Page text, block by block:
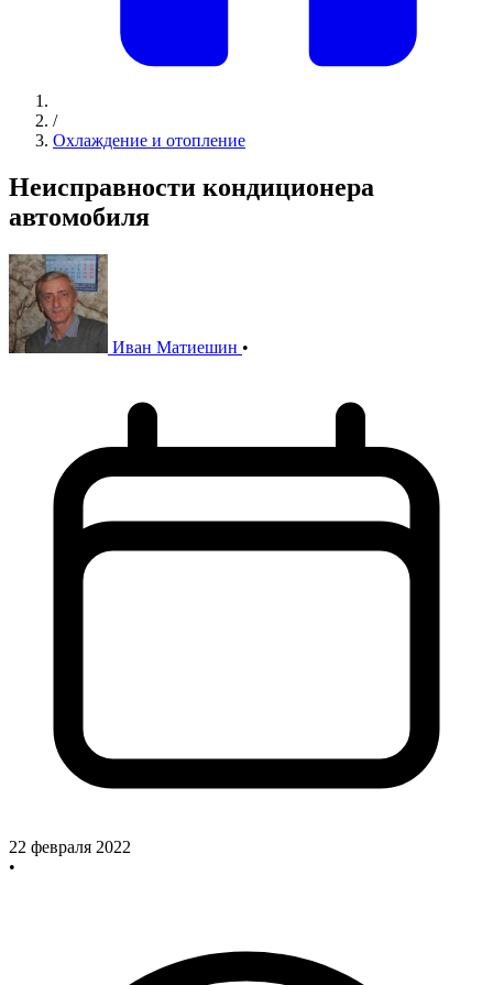
/
Охлаждение и отопление
Неисправности кондиционера
автомобиля
Иван Матиешин •
22 февраля 2022
•